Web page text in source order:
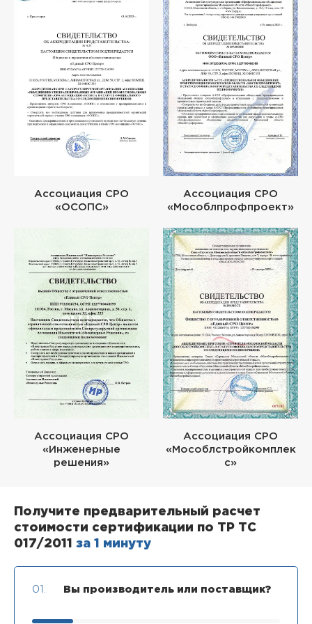
Ассоциация СРО
«ОСОПС»
Ассоциация СРО
«Мособлпрофпроект»
Ассоциация СРО
«Инженерные
решения»
Ассоциация СРО
«Мособлстройкомплек
с»
Получите предварительный расчет
стоимости сертификации по ТР ТС
017/2011 за 1 минуту
01. Вы производитель или поставщик?